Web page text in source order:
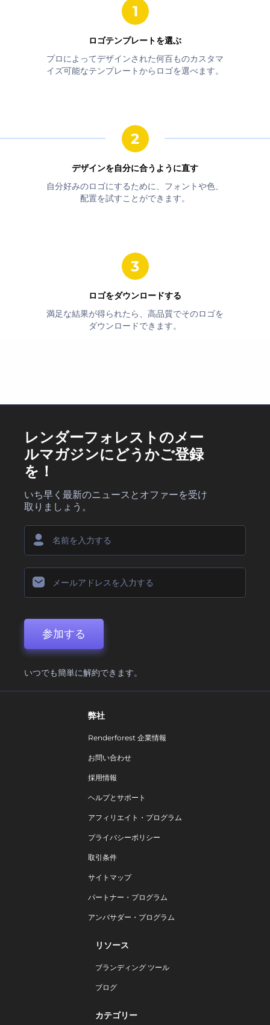
ロゴテンプレートを選ぶ
プロによってデザインされた何百ものカスタマ
イズ可能なテンプレートからロゴを選べます。
デザインを自分に合うように直す
自分好みのロゴにするために、フォントや色、
配置を試すことができます。
ロゴをダウンロードする
満足な結果が得られたら、高品質でそのロゴを
ダウンロードできます。
レンダーフォレストのメー
ルマガジンにどうかご登録
を！
いち早く最新のニュースとオファーを受け
取りましょう。
参加する
いつでも簡単に解約できます。
弊社
Renderforest 企業情報
お問い合わせ
採用情報
ヘルプとサポート
アフィリエイト・プログラム
プライバシーポリシー
取引条件
サイトマップ
パートナー・プログラム
アンバサダー・プログラム
リソース
ブランディング ツール
ブログ
カテゴリー